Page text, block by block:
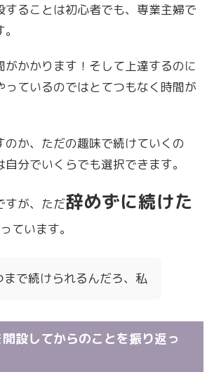
することは初心者でも、専業主婦で
がかかります！そして上達するのに
っているのではとてつもなく時間が
のか、ただの趣味で続けていくの
分でいくらでも選択できます。
すが、ただ辞めずに続けた
ています。
まで続けられるんだろ、私
設してからのことを振り返っ